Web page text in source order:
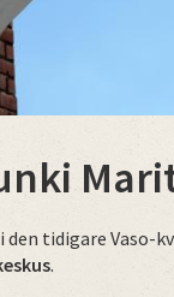
den tidigare
.